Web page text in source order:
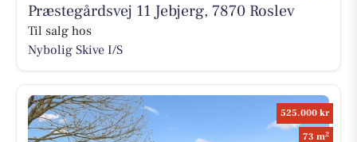
Præstegårdsvej 11 Jebjerg, 7870 Roslev
Til salg hos
Nybolig Skive I/S
525.000 kr
73 m2